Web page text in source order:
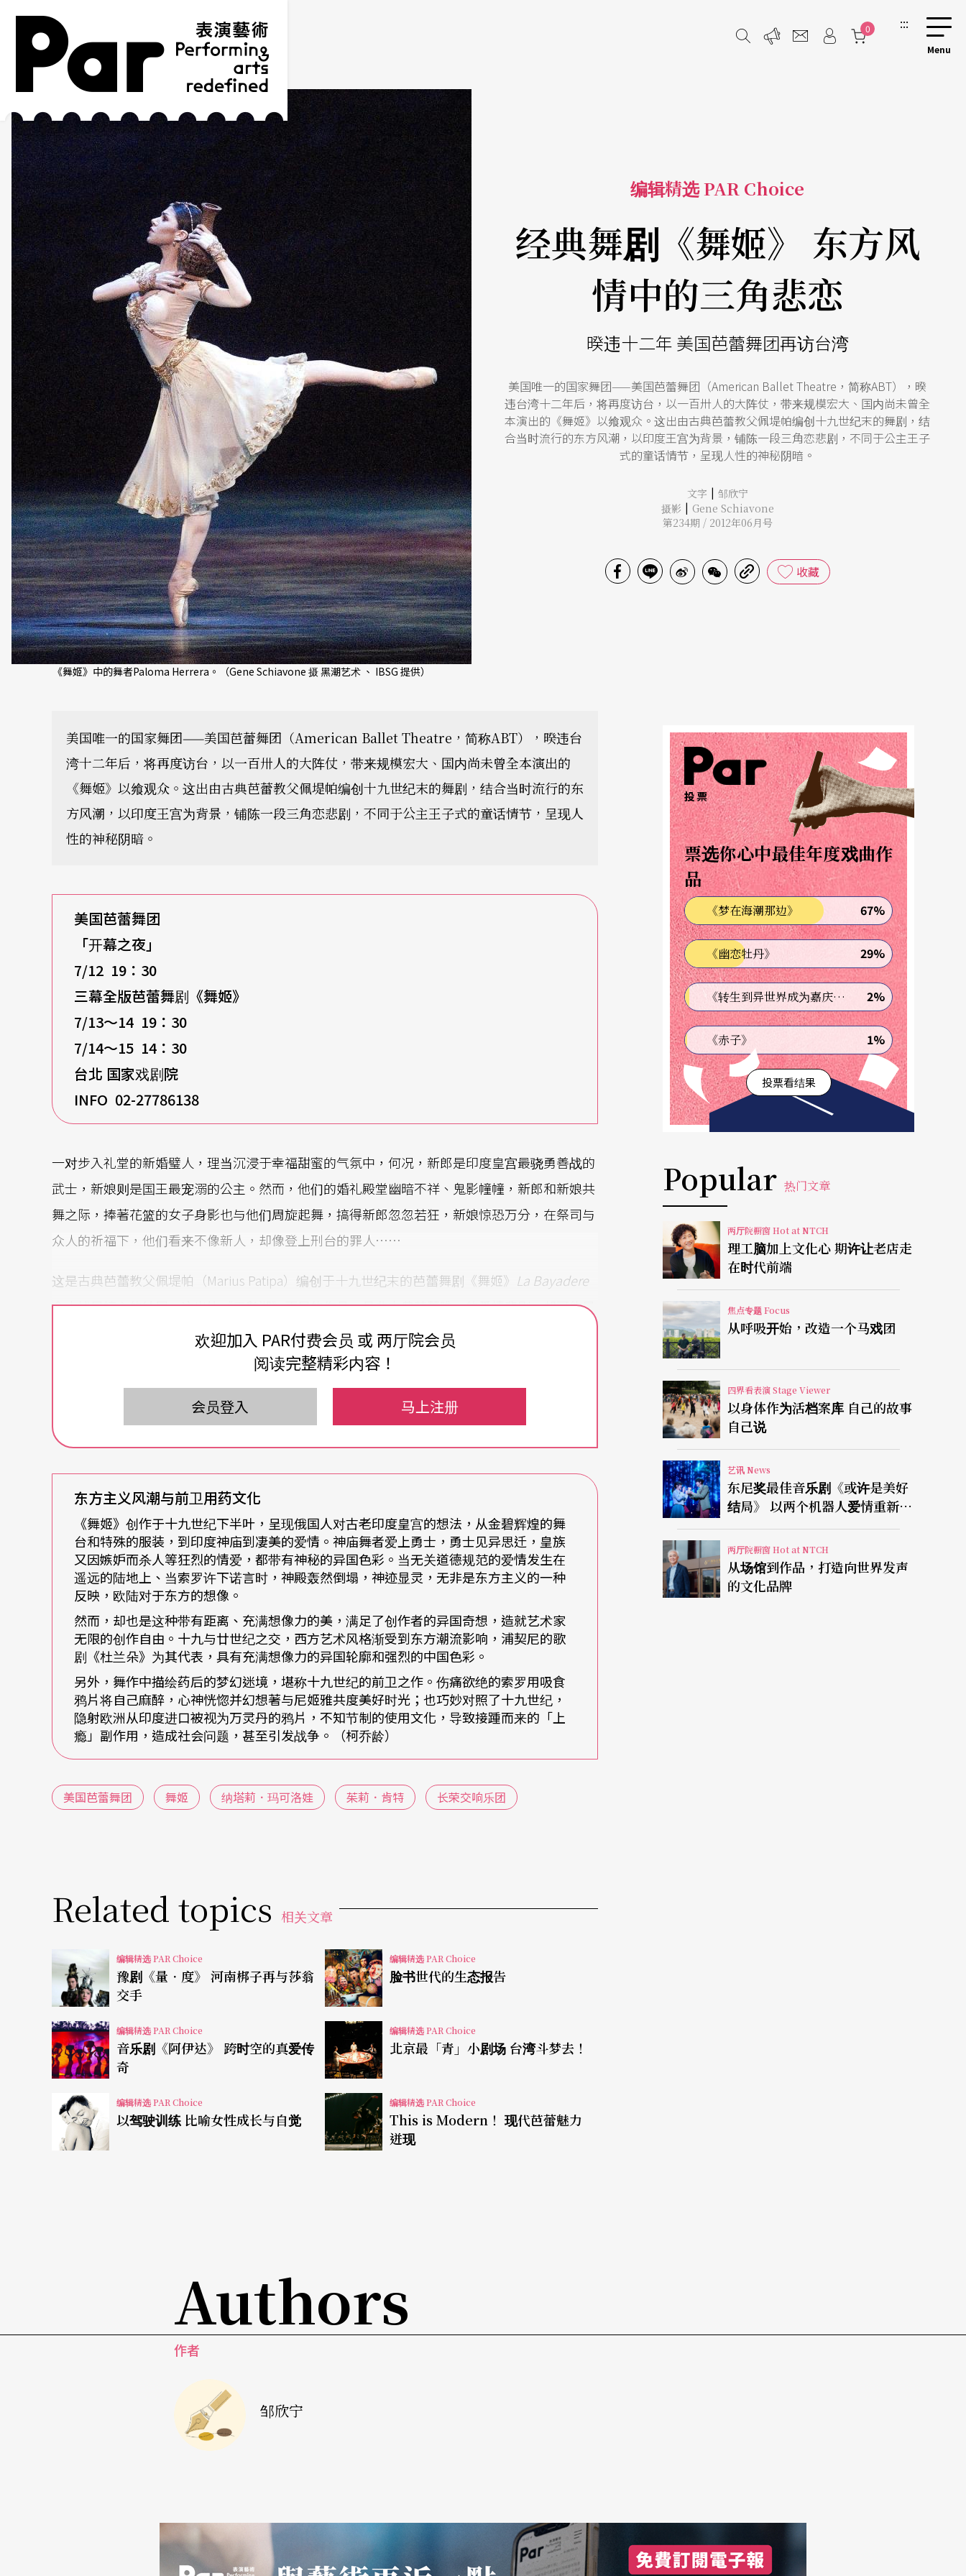
跳到主要内容区块
网站导览
0 :::
《舞姬》中的舞者Paloma Herrera。（Gene Schiavone 摄 黑潮艺术 、 IBSG 提供）
编辑精选 PAR Choice
经典舞剧《舞姬》 东方风
情中的三角悲恋
暌违十二年 美国芭蕾舞团再访台湾
美国唯一的国家舞团——美国芭蕾舞团（American Ballet Theatre，简称ABT），暌
违台湾十二年后，将再度访台，以一百卅人的大阵仗，带来规模宏大、国内尚未曾全
本演出的《舞姬》以飨观众。这出由古典芭蕾教父佩堤帕编创十九世纪末的舞剧，结
合当时流行的东方风潮，以印度王宫为背景，铺陈一段三角恋悲剧，不同于公主王子
式的童话情节，呈现人性的神秘阴暗。
文字 | 邹欣宁
摄影 | Gene Schiavone
第234期 / 2012年06月号
收藏
美国唯一的国家舞团——美国芭蕾舞团（American Ballet Theatre，简称ABT），暌违台
湾十二年后，将再度访台，以一百卅人的大阵仗，带来规模宏大、国内尚未曾全本演出的
《舞姬》以飨观众。这出由古典芭蕾教父佩堤帕编创十九世纪末的舞剧，结合当时流行的东
方风潮，以印度王宫为背景，铺陈一段三角恋悲剧，不同于公主王子式的童话情节，呈现人
性的神秘阴暗。
美国芭蕾舞团
「开幕之夜」
7/12 19 ：30
三幕全版芭蕾舞剧《舞姬》
7/13～14 19 ：30
7/14～15 14 ：30
台北 国家戏剧院
INFO 02-27786138
一对步入礼堂的新婚璧人，理当沉浸于幸福甜蜜的气氛中，何况，新郎是印度皇宫最骁勇善战的
武士，新娘则是国王最宠溺的公主。然而，他们的婚礼殿堂幽暗不祥、鬼影幢幢，新郎和新娘共
舞之际，捧著花篮的女子身影也与他们周旋起舞，搞得新郎忽忽若狂，新娘惊恐万分，在祭司与
众人的祈福下，他们看来不像新人，却像登上刑台的罪人……
这是古典芭蕾教父佩堤帕（Marius Patipa）编创于十九世纪末的芭蕾舞剧《舞姬》 La Bayadere
令人怵目惊心的结尾。这出比《天鹅湖》更早的作品，虽非古典芭蕾唯一的爱情悲剧，却可能是
结合最多当时流行元素、也最充满人性的芭蕾舞剧。
佩堤帕选择东方异国风情浓厚的印度王宫为背景，演绎一场有公主却无王子的非典型三角恋。女
主角是婆罗门神庙最杰出的舞者尼姬雅（Nikiya），拥有出色美貌与惊人舞技，更和王宫内出类
驸马爷，迎娶公主甘札蒂（Gamzatti）。
被公主美貌所惑的索罗，眨眼便忘了原本山盟海誓的心上人，祭司密告国王尼姬雅与索罗的恋
情，原想置索罗于死，国王却下令处死尼姬雅；心地善良的甘札蒂召来情敌，要她趁机逃离王宫
求生路，却因尼姬雅试图下手除掉情敌，仁慈转为仇恨，两女上演起「不是妳死、便是我亡」的
老戏码。甘札蒂假索罗之名，送了藏有毒蛇的花篮给尼姬雅，造成舞姬在剧毒中翩翩起舞直至身
亡。
目击爱人惨死的索罗至此皤然醒悟，却悔不当初，因而沉溺于鸦片，靠幻觉满足与爱人共舞的欢
情。然而，婚礼近在眼前，杀人的夺爱的背叛的死去的，通通群聚一堂，不讨个恩怨了结不痛
快……
「这故事不像其他王子公主的童话式芭蕾舞剧，『人味』很重，充满神秘感，角色性格鲜明，能
让观众在很短时间内进入情境，是很具代表性的经典作品。」此次引进美国芭蕾舞团来台演出
一九四○年创团的美国芭蕾舞团，历经露西亚．切斯（Lucia Chase）、奥利佛．史密斯（Oliver
Smith）、米夏．巴瑞辛尼可夫（Mikhail Baryshnikov）等艺术总监的领导，以及与巴兰钦、玛
可洛娃、杰瑞米．罗宾斯、崔拉．莎普等明星编舞家的合作，累积五百多支舞码，巡演过四十多
国，是美国唯一的国家舞团，而睽违十二年后再次来台演出，便带来规模宏大、国内尚未曾全本
演出的《舞姬》以飨观众。
王泽馨指出，《舞姬》的内容不同于台湾观众耳熟能详的《天鹅湖》、《吉赛儿》等古典芭蕾，
却有其经典地位。佩堤帕版本于一八七七年首演，虽轰动一时，后来却湮没于历史中，直到百年
后，驰名国际的芭蕾伶娜纳塔莉．玛可洛娃（Natalia Makarova）为ABT复排，《舞姬》方重现
江湖。
成就了《舞姬》超越时代的戏剧力量，也让这支舞剧重新完整现身于世人面前。
「开幕之夜」舞星上阵飙选粹
括了诠释角色以内敛典雅见长的首席茱莉．肯特（Julie Kent）、首位加入俄罗斯波修瓦芭蕾舞
团的美国舞者大卫．荷伯格（David Hallberg）、当红明星舞者Xiomara Rayes、深受台湾观众喜
爱的Daniil Simkin和Sarah Lane等。除了《舞姬》外，ABT舞星也将于「开幕之夜」轮番登台献
作为美国国家级舞团，自然背负文化交流的使命，ABT至各国演出都会与当地乐团合作，此次
「开幕之夜」和《舞姬》都由长荣交响乐团现场演出，而舞团也会征选当地演员参与演出群众角
欢迎加入 PAR付费会员 或 两厅院会员
阅读完整精彩内容！
会员登入 马上注册
东方主义风潮与前卫用药文化
《舞姬》创作于十九世纪下半叶，呈现俄国人对古老印度皇宫的想法，从金碧辉煌的舞
台和特殊的服装，到印度神庙到凄美的爱情。神庙舞者爱上勇士，勇士见异思迁，皇族
又因嫉妒而杀人等狂烈的情爱，都带有神秘的异国色彩。当无关道德规范的爱情发生在
遥远的陆地上、当索罗许下诺言时，神殿轰然倒塌，神迹显灵，无非是东方主义的一种
反映，欧陆对于东方的想像。
然而，却也是这种带有距离、充满想像力的美，满足了创作者的异国奇想，造就艺术家
无限的创作自由。十九与廿世纪之交，西方艺术风格渐受到东方潮流影响，浦契尼的歌
剧《杜兰朵》为其代表，具有充满想像力的异国轮廓和强烈的中国色彩。
另外，舞作中描绘药后的梦幻迷境，堪称十九世纪的前卫之作。伤痛欲绝的索罗用吸食
鸦片将自己麻醉，心神恍惚并幻想著与尼姬雅共度美好时光；也巧妙对照了十九世纪，
隐射欧洲从印度进口被视为万灵丹的鸦片，不知节制的使用文化，导致接踵而来的「上
瘾」副作用，造成社会问题，甚至引发战争。（柯乔龄）
美国芭蕾舞团 舞姬 纳塔莉．玛可洛娃 茱莉．肯特 长荣交响乐团
Related topics 相关文章
编辑精选 PAR Choice
豫剧《量．度》 河南梆子再与莎翁
交手
编辑精选 PAR Choice
脸书世代的生态报告
编辑精选 PAR Choice
音乐剧《阿伊达》 跨时空的真爱传
奇
编辑精选 PAR Choice
北京最「青」小剧场 台湾斗梦去！
编辑精选 PAR Choice
以驾驶训练 比喻女性成长与自觉
编辑精选 PAR Choice
This is Modern！ 现代芭蕾魅力
迸现
投票
票选你心中最佳年度戏曲作
品
《梦在海潮那边》 67%
《幽恋牡丹》 29%
《转生到异世界成为嘉庆君—发现我的祖先是诈骗集团!?》 2%
《赤子》 1%
投票看结果
Popular 热门文章
两厅院橱窗 Hot at NTCH
理工脑加上文化心 期许让老店走
在时代前端
焦点专题 Focus
从呼吸开始，改造一个马戏团
四界看表演 Stage Viewer
以身体作为活档案库 自己的故事
自己说
艺讯 News
东尼奖最佳音乐剧《或许是美好
结局》 以两个机器人爱情重新凝
视有限人生
两厅院橱窗 Hot at NTCH
从场馆到作品，打造向世界发声
的文化品牌
Authors
作者
邹欣宁